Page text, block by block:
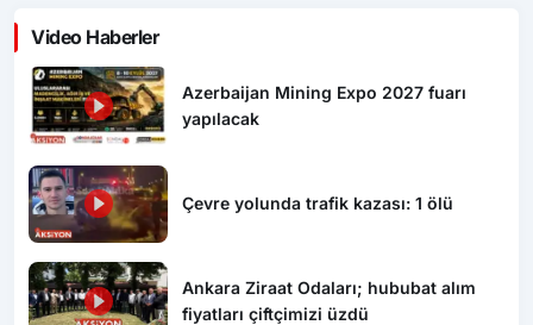
Video Haberler
Azerbaijan Mining Expo 2027 fuarı
yapılacak
Çevre yolunda trafik kazası: 1 ölü
Ankara Ziraat Odaları; hububat alım
fiyatları çiftçimizi üzdü